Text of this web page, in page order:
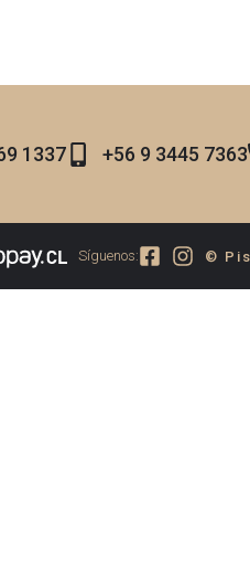
1337​ +56 9 3445 7363
Síguenos: ©